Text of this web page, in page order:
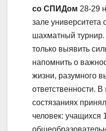
со СПИДом 28-29
зале университета
шахматный
только выявить
напомнить о
жизни, разумного
ответственности.
состязаниях
человек: учащихся